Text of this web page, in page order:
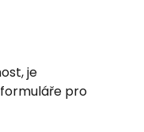
je
pro